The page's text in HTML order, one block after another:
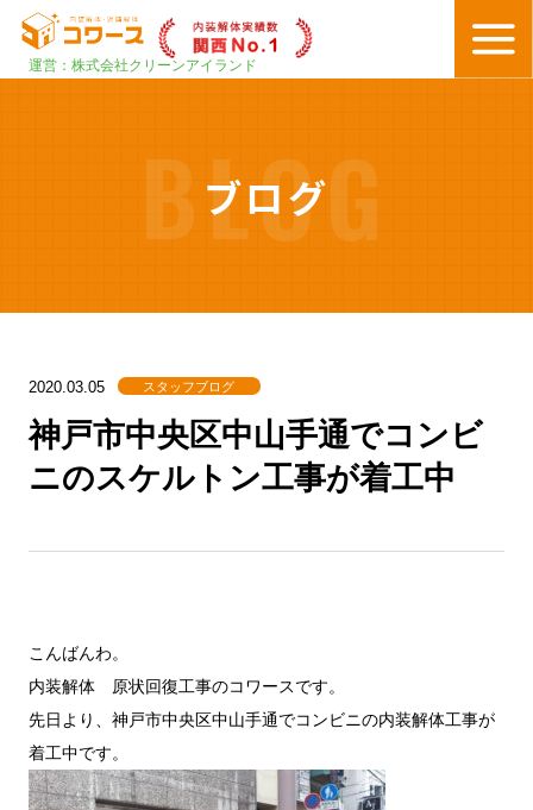
運営：株式会社クリーンアイランド
BLOG
ブログ
2020.03.05 スタッフブログ
神戸市中央区中山手通でコンビ
ニのスケルトン工事が着工中
こんばんわ。
内装解体 原状回復工事のコワースです。
先日より、神戸市中央区中山手通でコンビニの内装解体工事が
着工中です。